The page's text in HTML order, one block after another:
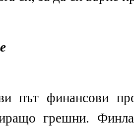
път финансови
грешни.